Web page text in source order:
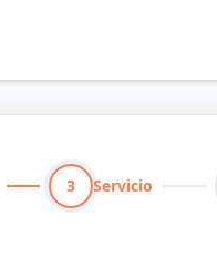
3 Servicio